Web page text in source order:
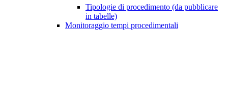
Tipologie di procedimento (da pubblicare
in tabelle)
Monitoraggio tempi procedimentali